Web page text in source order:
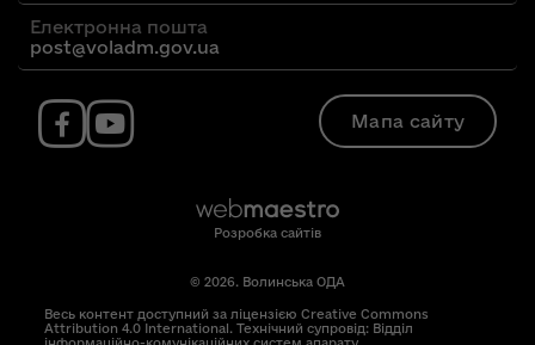
Електронна пошта
post@voladm.gov.ua
Мапа сайту
Розробка сайтів
© 2026. Волинська ОДА
Весь контент доступний за ліцензією Creative Commons
Attribution 4.0 International. Технічний супровід: Відділ